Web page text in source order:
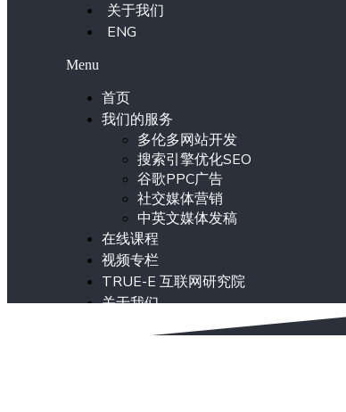
关于我们
ENG
Menu
首页
我们的服务
多伦多网站开发
搜索引擎优化SEO
谷歌PPC广告
社交媒体营销
中英文媒体发稿
在线课程
视频专栏
TRUE-E 互联网研究院
关于我们